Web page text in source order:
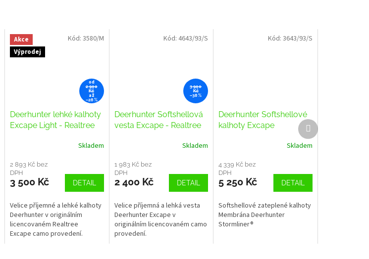
Akce
Výprodej
od
2 900
Kč
až
–28 %
Deerhunter lehké kalhoty
Excape Light - Realtree
Skladem
2 893 Kč bez
DPH
3 500 Kč DETAIL
Velice příjemné a lehké kalhoty
Deerhunter v originálním
licencovaném Realtree
Excape camo provedení.
Kód: 3580/M
3 900
Kč
–38 %
Deerhunter Softshellová
vesta Excape - Realtree
Skladem
1 983 Kč bez
DPH
2 400 Kč DETAIL
Velice příjemná a lehká vesta
Deerhunter Excape v
originálním licencovaném camo
provedení.
Kód: 4643/93/S
Deerhunter Softshellové
kalhoty Excape
produktu
je
1,0
5
hvězdiček.
Skladem
4 339 Kč bez
DPH
5 250 Kč DETAIL
Softshellové zateplené kalhoty
Membrána Deerhunter
Stormliner®
Kód: 3643/93/S
Další
produkt